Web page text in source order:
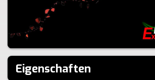
Eigenschaften